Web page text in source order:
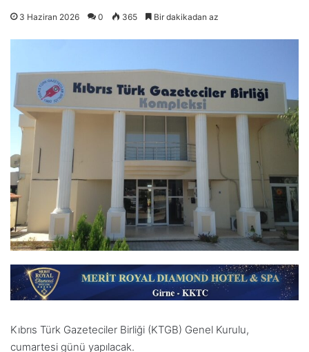
3 Haziran 2026 0 365 Bir dakikadan az
Kıbrıs Türk Gazeteciler Birliği (KTGB) Genel Kurulu,
cumartesi günü yapılacak.